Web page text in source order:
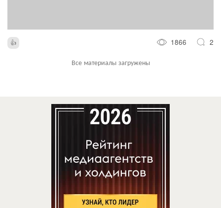
1866 2
Все материалы загружены